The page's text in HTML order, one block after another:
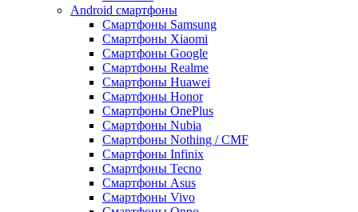
Android cмартфоны
Смартфоны Samsung
Смартфоны Xiaomi
Смартфоны Google
Смартфоны Realme
Смартфоны Huawei
Смартфоны Honor
Смартфоны OnePlus
Смартфоны Nubia
Смартфоны Nothing / CMF
Смартфоны Infinix
Смартфоны Tecno
Смартфоны Asus
Смартфоны Vivo